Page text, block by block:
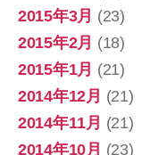
2015年3月 (23)
2015年2月 (18)
2015年1月 (21)
2014年12月 (21)
2014年11月 (21)
2014年10月 (23)